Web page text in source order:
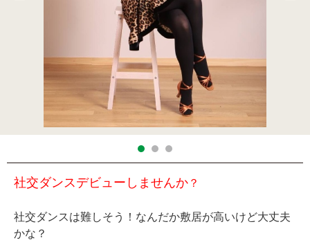
社交ダンスデビューしませんか ？
社交ダンスは難しそう！なんだか敷居が高いけど大丈夫
かな？